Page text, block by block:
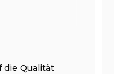
die Qualität